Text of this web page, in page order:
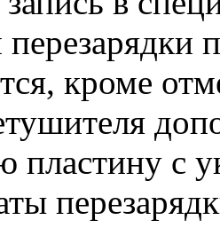
кроме
пластину с